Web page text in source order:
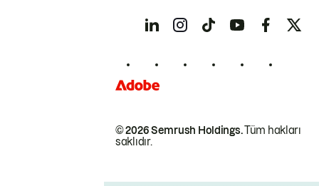
© 2026 Semrush Holdings.Tüm hakları
saklıdır.